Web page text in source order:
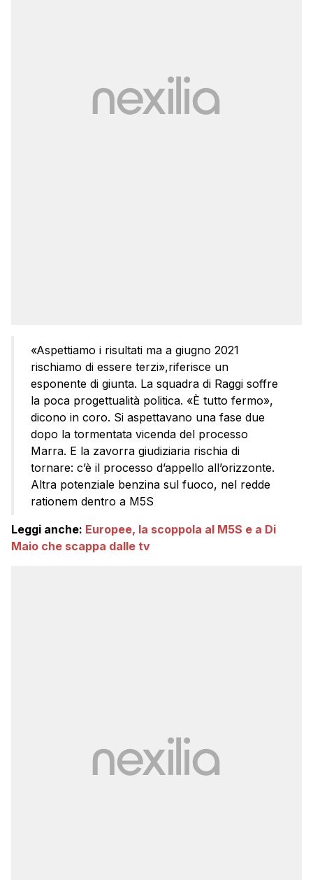
«Aspettiamo i risultati ma a giugno 2021
rischiamo di essere terzi»,riferisce un
esponente di giunta. La squadra di Raggi soffre
la poca progettualità politica. «È tutto fermo»,
dicono in coro. Si aspettavano una fase due
dopo la tormentata vicenda del processo
Marra. E la zavorra giudiziaria rischia di
tornare: c’è il processo d’appello all’orizzonte.
Altra potenziale benzina sul fuoco, nel redde
rationem dentro a M5S
Leggi anche: Europee, la scoppola al M5S e a Di
Maio che scappa dalle tv